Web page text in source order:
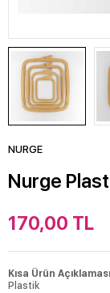
NURGE
Nurge
170,00 TL
Kısa Ürün Açıklaması
Plastik